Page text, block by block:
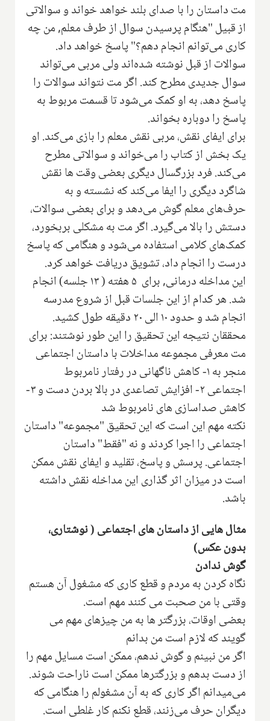
مت داستان را با صدای بلند خواهد خواند و سوالاتی
از قبیل "هنگام پرسیدن سوال از طرف معلم, من چه
کاری می‌توانم انجام دهم؟" پاسخ خواهد داد.
سوالات از قبل نوشته شده‌اند ولی مربی می‌تواند
سوال جدیدی مطرح کند. اگر مت نتواند سوالات را
پاسخ دهد، به او کمک می‌شود تا قسمت مربوط به
پاسخ را دوباره بخواند.
برای ایفای نقش، مربی نقش معلم را بازی می‌کند. او
یک بخش از کتاب را می‌خواند و سوالاتی مطرح
می‌کند. فرد بزرگسال دیگری بعضی وقت ها نقش
شاگرد دیگری را ایفا می‌کند که نشسته و به
حرف‌های معلم گوش می‌دهد و برای بعضی سوالات،
دستش را بالا می‌گیرد. اگر مت به مشکلی بربخورد،
کمک‌های کلامی استفاده می‌شود و هنگامی که پاسخ
درست را انجام داد، تشویق دریافت خواهد کرد.
این مداخله درمانی, برای ۵ هفته ( ۱۳ جلسه) انجام
شد. هر کدام از این جلسات قبل از شروع مدرسه
انجام شد و حدود ۱۰ الی ۲۰ دقیقه طول کشید.
محققان نتیجه این تحقیق را این طور نوشتند: برای
مت معرفی مجموعه مداخلات با داستان اجتماعی
منجر به ۱- کاهش ناگهانی در رفتار نامربوط
اجتماعی ۲- افزایش تصاعدی در بالا بردن دست و ۳-
کاهش صداسازی های نامربوط شد
نکته مهم این است که این تحقیق "مجموعه" داستان
اجتماعی را اجرا کردند و نه "فقط" داستان
اجتماعی. پرسش و پاسخ، تقلید و ایفای نقش ممکن
است در میزان اثر گذاری این مداخله نقش داشته
باشد.
مثال هایی از داستان های اجتماعی ( نوشتاری،
بدون عکس)
گوش ندادن
نگاه کردن به مردم و قطع کاری که مشغول آن هستم
وقتی با من صحبت می کنند مهم است.
بعضی اوقات، بزرگتر ها به من چیزهای مهم می
گویند که لازم است من بدانم
اگر من نبینم و گوش ندهم، ممکن است مسایل مهم را
از دست بدهم و بزرگترها ممکن است ناراحت شوند.
می‌میدانم اگر کاری که به آن مشغولم را هنگامی که
دیگران حرف می‌زنند، قطع نکنم کار غلطی است.